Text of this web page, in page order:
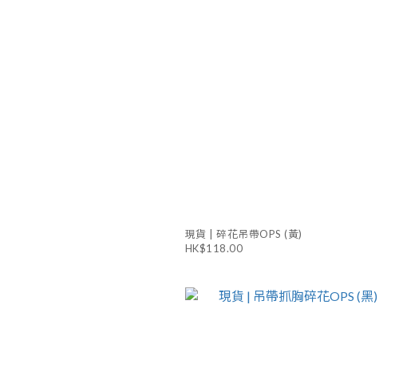
現貨 | 碎花吊帶OPS (黃)
HK$118.00